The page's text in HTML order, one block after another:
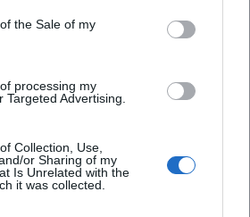
the Sale of my
processing my
Targeted Advertising.
Collection, Use,
or Sharing of my
Is Unrelated with the
it was collected.
sein Verständnis von
Arrangement jenseits der
www.rowohlt-
kehlmann-3026?
als Essayist und Kritiker in großen
an mehreren
Schnittstelle von Praxis und